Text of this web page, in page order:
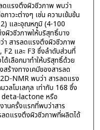
ดแรงตึงผิวชีวภาพ พบว่า
าวะต่างๆ เช่น ความเข้มข้น
และอุณหภูมิ (4-100
ผิวชีวภาพให้บริสุทธิ์บาง
สารลดแรงตึงผิวชีวภาพ
F2 และ F3 ซึ่งลำดับส่วนที่
ด้เลือกมาทำให้บริสุทธิ์ด้วย
สร้างทางเคมีของสารลด
NMR พบว่า สารลดแรง
ลโมเลกุล เท่ากับ 168 ซึ่ง
lactone หรือ
นครั้งแรกที่พบว่าสาร
ดแรงตึงผิวชีวภาพที่ผลิตได้